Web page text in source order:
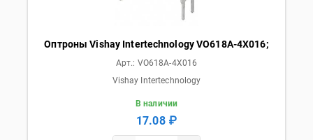
Оптроны Vishay Intertechnology VO618A-4X016;
Арт.: VO618A-4X016
Vishay Intertechnology
В наличии
17.08 ₽